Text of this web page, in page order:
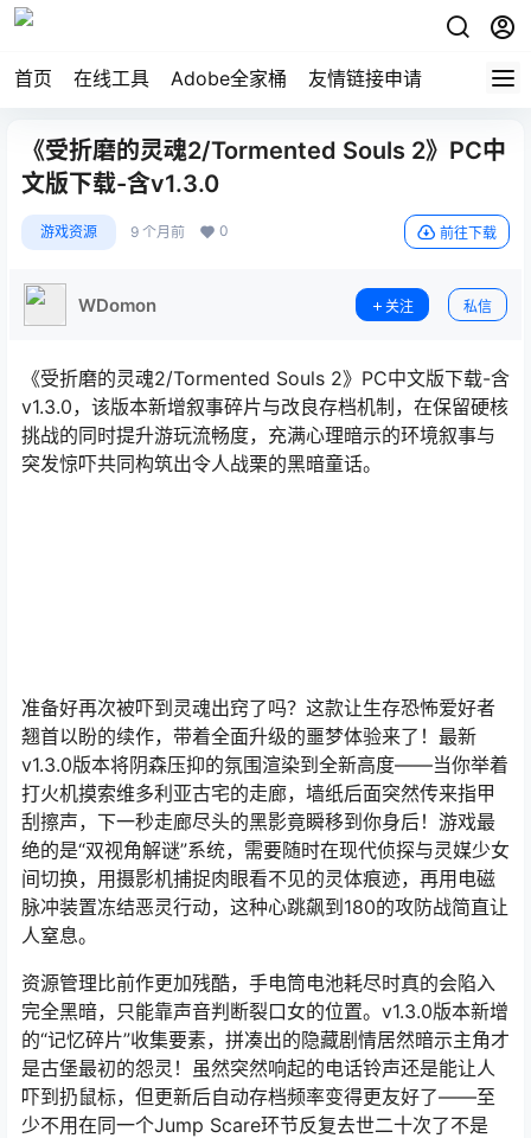
首页 在线工具 Adobe全家桶 友情链接申请
《受折磨的灵魂2/Tormented Souls 2》PC中
文版下载-含v1.3.0
游戏资源 9 个月前 0 前往下载
WDomon 关注 私信
《受折磨的灵魂2/Tormented Souls 2》PC中文版下载-含
v1.3.0，该版本新增叙事碎片与改良存档机制，在保留硬核
挑战的同时提升游玩流畅度，充满心理暗示的环境叙事与
突发惊吓共同构筑出令人战栗的黑暗童话。
准备好再次被吓到灵魂出窍了吗？这款让生存恐怖爱好者
翘首以盼的续作，带着全面升级的噩梦体验来了！最新
v1.3.0版本将阴森压抑的氛围渲染到全新高度——当你举着
打火机摸索维多利亚古宅的走廊，墙纸后面突然传来指甲
刮擦声，下一秒走廊尽头的黑影竟瞬移到你身后！游戏最
绝的是“双视角解谜”系统，需要随时在现代侦探与灵媒少女
间切换，用摄影机捕捉肉眼看不见的灵体痕迹，再用电磁
脉冲装置冻结恶灵行动，这种心跳飙到180的攻防战简直让
人窒息。
资源管理比前作更加残酷，手电筒电池耗尽时真的会陷入
完全黑暗，只能靠声音判断裂口女的位置。v1.3.0版本新增
的“记忆碎片”收集要素，拼凑出的隐藏剧情居然暗示主角才
是古堡最初的怨灵！虽然突然响起的电话铃声还是能让人
吓到扔鼠标，但更新后自动存档频率变得更友好了——至
少不用在同一个Jump Scare环节反复去世二十次了不是